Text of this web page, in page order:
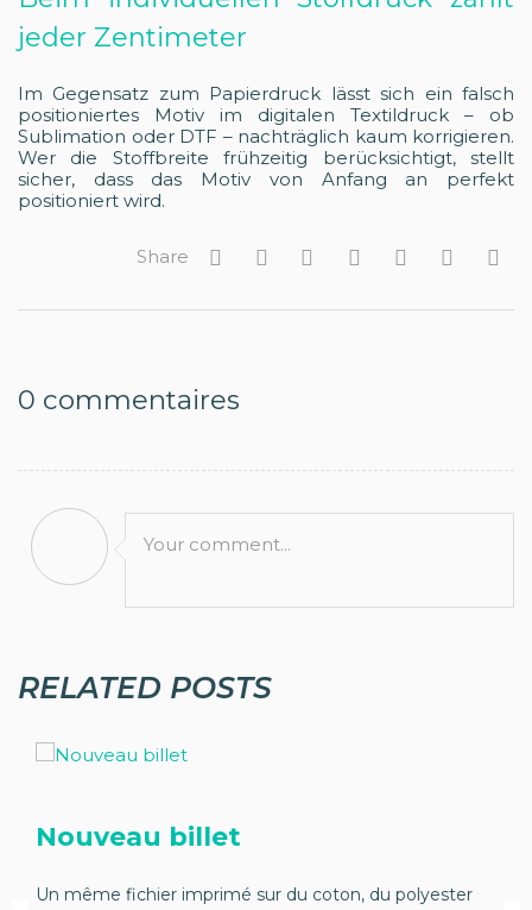
jeder Zentimeter
Im Gegensatz zum Papierdruck lässt sich ein falsch
positioniertes Motiv im digitalen Textildruck – ob
Sublimation oder DTF – nachträglich kaum korrigieren.
Wer die Stoffbreite frühzeitig berücksichtigt, stellt
sicher, dass das Motiv von Anfang an perfekt
positioniert wird.
Share
0 commentaires
Your comment...
RELATED POSTS
Nouveau billet
Un même fichier imprimé sur du coton, du polyester